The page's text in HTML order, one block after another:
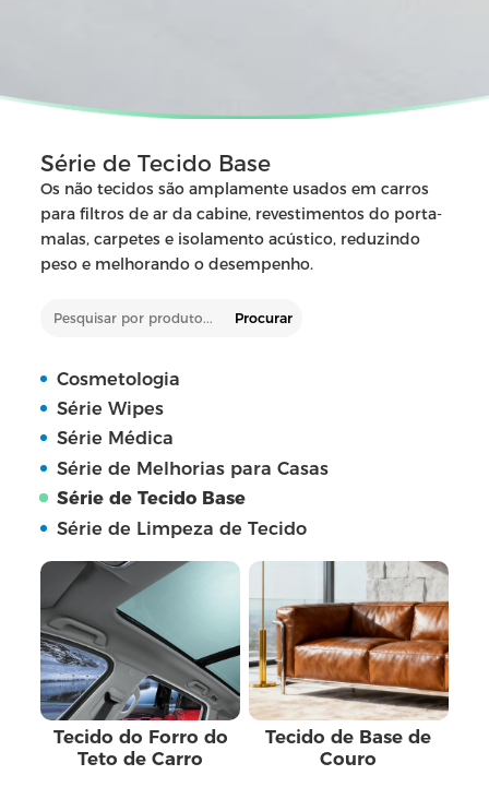
Série de Tecido Base
Os não tecidos são amplamente usados em carros
para filtros de ar da cabine, revestimentos do porta-
malas, carpetes e isolamento acústico, reduzindo
peso e melhorando o desempenho.
Procurar
Cosmetologia
Série Wipes
Série Médica
Série de Melhorias para Casas
Série de Tecido Base
Série de Limpeza de Tecido
Tecido do Forro do
Teto de Carro
Tecido de Base de
Couro